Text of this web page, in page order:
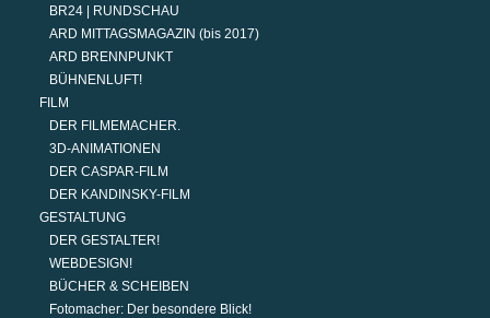
BR24 | RUNDSCHAU
ARD MITTAGSMAGAZIN (bis 2017)
ARD BRENNPUNKT
BÜHNENLUFT!
FILM
DER FILMEMACHER.
3D-ANIMATIONEN
DER CASPAR-FILM
DER KANDINSKY-FILM
GESTALTUNG
DER GESTALTER!
WEBDESIGN!
BÜCHER & SCHEIBEN
Fotomacher: Der besondere Blick!